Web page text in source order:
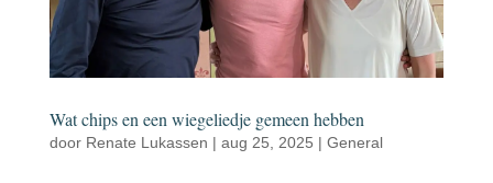
Wat chips en een wiegeliedje gemeen hebben
door Renate Lukassen | aug 25, 2025 | General